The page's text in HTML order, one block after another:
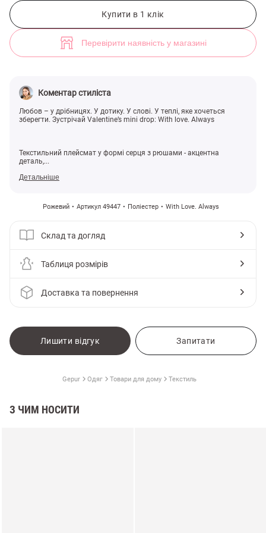
Купити в 1 клік
Перевірити наявність у магазині
Коментар стиліста
Любов – у дрібницях. У дотику. У слові. У теплі, яке хочеться
зберегти. Зустрічай Valentine’s mini drop: With love. Always
Текстильний плейсмат у формі серця з рюшами - акцентна
деталь,...
Детальніше
Рожевий Артикул 49447 Поліестер With Love. Always
Склад та догляд
Таблиця розмірів
Доставка та повернення
Лишити відгук Запитати
Gepur Одяг Товари для дому Текстиль
З ЧИМ НОСИТИ
Рожевий плейсмат серце з рюшами (арт. 49447) ♡ інтернет-